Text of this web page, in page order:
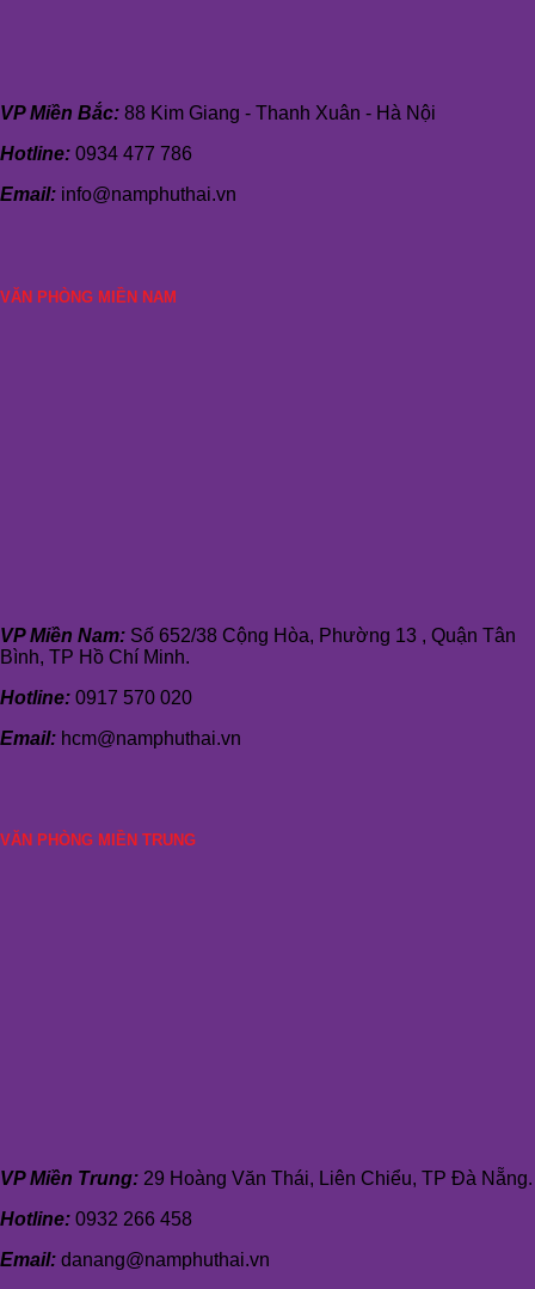
VP Miền Bắc: 88 Kim Giang - Thanh Xuân - Hà Nội
Hotline: 0934 477 786
Email: info@namphuthai.vn
VĂN PHÒNG MIỀN NAM
VP Miền Nam: Số 652/38 Cộng Hòa, Phường 13 , Quận Tân
Bình, TP Hồ Chí Minh.
Hotline: 0917 570 020
Email: hcm@namphuthai.vn
VĂN PHÒNG MIỀN TRUNG
VP Miền Trung: 29 Hoàng Văn Thái, Liên Chiểu, TP Đà Nẵng.
Hotline: 0932 266 458
Email: danang@namphuthai.vn